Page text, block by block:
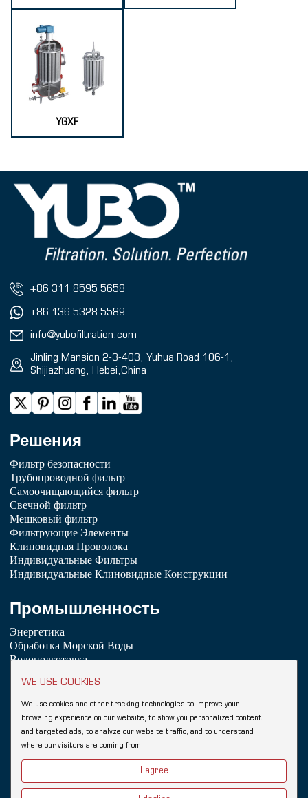
YGXF
WE USE COOKIES
We use cookies and other tracking technologies to improve your
browsing experience on our website, to show you personalized content
and targeted ads, to analyze our website traffic, and to understand
where our visitors are coming from.
I agree
+86 311 8595 5658
+86 136 5328 5589
info@yubofiltration.com
Jinling Mansion 2-3-403, Yuhua Road 106-1,
Shijiazhuang, Hebei,China
Решения
Фильтр безопасности
Трубопроводной фильтр
Самоочищающийся фильтр
Свечной фильтр
Мешковый фильтр
Фильтрующие Элементы
Клиновидная Проволока
Индивидуальные Фильтры
Индивидуальные Клиновидные Конструкции
Промышленность
Энергетика
Обработка Морской Воды
Водоподготовка
Химическая Промышленность
Нефтепереработка
Пищевая промышленность и напитки
Copyright © 2026 Hebei YUBO Filtration Equipment Co.,Ltd.
Sitemap
Ссылки:Клиновидный проволочный фильтр
Клиновидная проволочная сетка Johnson
Wedge Wire ScreenVee WireФильтрующие элементы